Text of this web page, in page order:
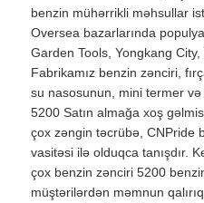
benzin mühərrikli məhsullar
Oversea bazarlarında
Garden Tools, Yongkang
Fabrikamız benzin zənciri,
su nasosunun, mini termer
5200 Satın almağa xoş
çox zəngin təcrübə, CNPride
vasitəsi ilə olduqca tanışdır.
çox benzin zənciri 5200
müştərilərdən məmnun